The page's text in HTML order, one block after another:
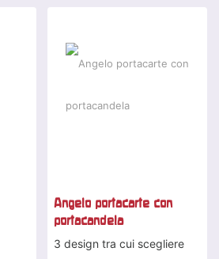
Angelo portacarte con
portacandela
3 design tra cui scegliere